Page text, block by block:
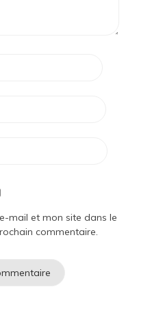
mail et mon site dans le
commentaire.